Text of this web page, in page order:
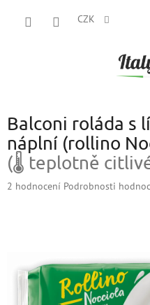
CZK
Balconi roláda s
náplní (rollino
(🌡 teplotně
Průměrné
hvězdiček.
2 hodnocení Podrobnosti